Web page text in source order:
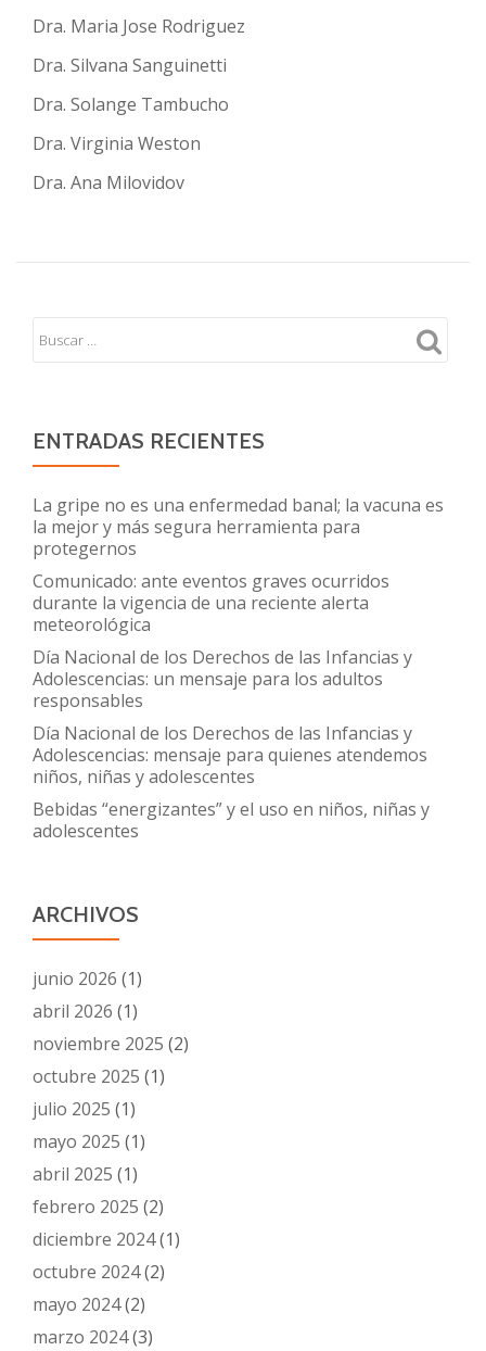
Dra. Maria Jose Rodriguez
Dra. Silvana Sanguinetti
Dra. Solange Tambucho
Dra. Virginia Weston
Dra. Ana Milovidov
ENTRADAS RECIENTES
La gripe no es una enfermedad banal; la vacuna es
la mejor y más segura herramienta para
protegernos
Comunicado: ante eventos graves ocurridos
durante la vigencia de una reciente alerta
meteorológica
Día Nacional de los Derechos de las Infancias y
Adolescencias: un mensaje para los adultos
responsables
Día Nacional de los Derechos de las Infancias y
Adolescencias: mensaje para quienes atendemos
niños, niñas y adolescentes
Bebidas “energizantes” y el uso en niños, niñas y
adolescentes
ARCHIVOS
junio 2026 (1)
abril 2026 (1)
noviembre 2025 (2)
octubre 2025 (1)
julio 2025 (1)
mayo 2025 (1)
abril 2025 (1)
febrero 2025 (2)
diciembre 2024(1)
octubre 2024(2)
mayo 2024(2)
marzo 2024(3)